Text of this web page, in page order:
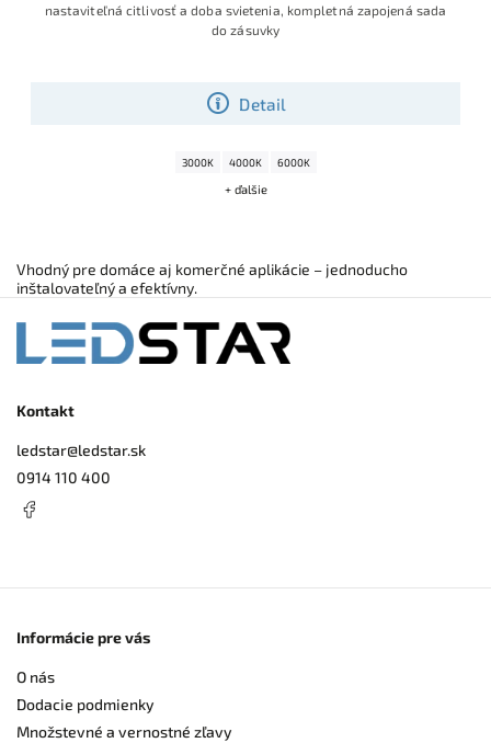
Detail
nastaviteľná citlivosť a doba svietenia, kompletná zapojená sada
do zásuvky
3000K 4000K 6000K
+ ďalšie
Vhodný pre domáce aj komerčné aplikácie – jednoducho
inštalovateľný a efektívny.
Kontakt
ledstar@ledstar.sk
0914 110 400
Informácie pre vás
O nás
Dodacie podmienky
Množstevné a vernostné zľavy